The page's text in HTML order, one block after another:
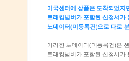
미국센터에 상품은 도착되었지
트래킹넘버가 포함된 신청서가
노데이터(미등록건)으로 따로
이러한 노데이터(미등록건)은
트래킹넘버가 포함된 신청서가